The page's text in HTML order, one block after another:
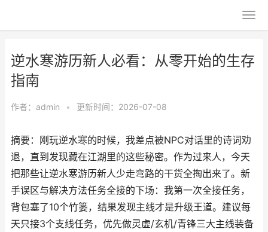
逆水寒游历新人必看：从零开始的生存
指南
作者： admin • 更新时间：2026-07-08
摘要：刚玩逆水寒的时候，我差点被NPC对话里的诗词劝
退，直到发现藏在江湖里的这些秘密。作为过来人，今天
把那些让逆水寒游历新人少走弯路的干货全掏出来了。新
手误区与解决方法任务全接的下场：我第一次全接任务，
背包塞了10个竹篓，结果发现主线才是升级王道。建议每
天只接3个支线任务，优先做灵虚/玄机/青锋三大主线装备